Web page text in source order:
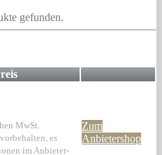
gefunden.
MwSt.
es
im Anbieter-
Zum
Anbietershop